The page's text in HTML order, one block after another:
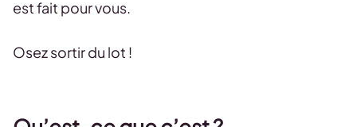
est fait pour vous.
Osez sortir du lot !